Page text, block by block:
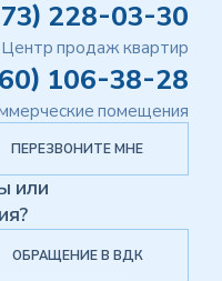
228-03-30
Центр продаж квартир
106-38-28
помещения
ПЕРЕЗВОНИТЕ МНЕ
или
ОБРАЩЕНИЕ В ВДК